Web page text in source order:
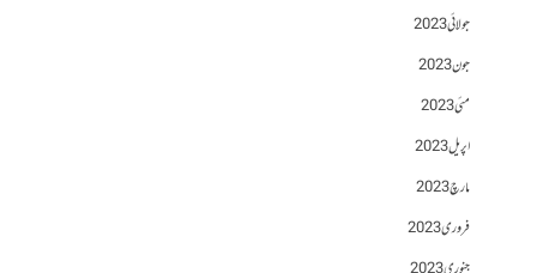
جولائی 2023
جون 2023
مئی 2023
اپریل 2023
مارچ 2023
فروری 2023